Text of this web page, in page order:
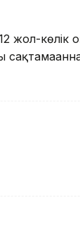
жол-көлік